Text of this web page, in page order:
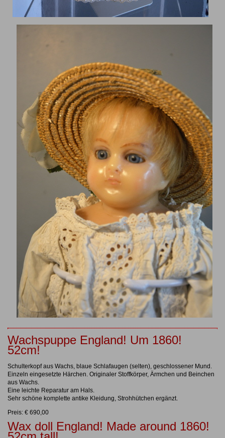
Wachspuppe England! Um 1860!
52cm!
Schulterkopf aus Wachs, blaue Schlafaugen (selten), geschlossener Mund.
Einzeln eingesetzte Härchen. Originaler Stoffkörper, Ärmchen und Beinchen
aus Wachs.
Eine leichte Reparatur am Hals.
Sehr schöne komplette antike Kleidung, Strohhütchen ergänzt.
Preis: € 690,00
Wax doll England! Made around 1860!